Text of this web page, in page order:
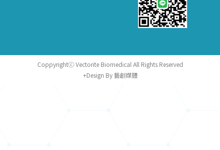
Coppyrightⓒ Vectorite Biomedical All Rights Reserved
+Design By 藝創媒體